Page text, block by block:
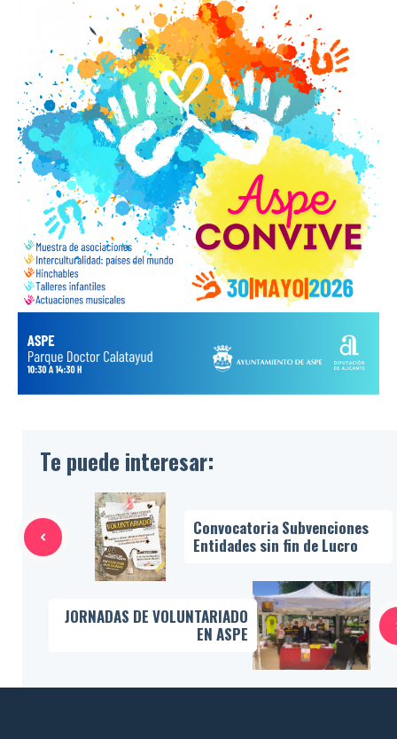
Te puede interesar:
Convocatoria Subvenciones
Entidades sin fin de Lucro
JORNADAS DE VOLUNTARIADO
EN ASPE